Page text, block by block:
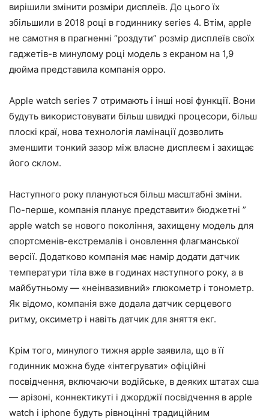
вирішили змінити розміри дисплеїв. До цього їх
збільшили в 2018 році в годиннику series 4. Втім, apple
не самотня в прагненні “роздути” розмір дисплеїв своїх
гаджетів-в минулому році модель з екраном на 1,9
дюйма представила компанія oppo.
Apple watch series 7 отримають і інші нові функції. Вони
будуть використовувати більш швидкі процесори, більш
плоскі краї, нова технологія ламінації дозволить
зменшити тонкий зазор між власне дисплеєм і захищає
його склом.
Наступного року плануються більш масштабні зміни.
По-перше, компанія планує представити» бюджетні ”
apple watch se нового покоління, захищену модель для
спортсменів-екстремалів і оновлення флагманської
версії. Додатково компанія має намір додати датчик
температури тіла вже в годинах наступного року, а в
майбутньому — «неінвазивний» глюкометр і тонометр.
Як відомо, компанія вже додала датчик серцевого
ритму, оксиметр і навіть датчик для зняття екг.
Крім того, минулого тижня apple заявила, що в її
годинник можна буде «інтегрувати» офіційні
посвідчення, включаючи водійське, в деяких штатах сша
— арізоні, коннектикуті і джорджії посвідчення в apple
watch і iphone будуть рівноцінні традиційним